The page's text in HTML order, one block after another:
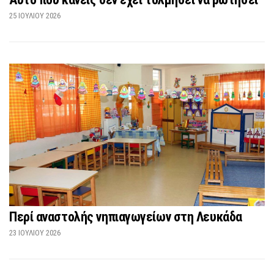
25 ΙΟΥΛΊΟΥ 2026
Περί αναστολής νηπιαγωγείων στη Λευκάδα
23 ΙΟΥΛΊΟΥ 2026